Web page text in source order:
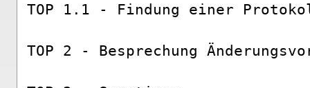
TOP 1.1 - Findung einer
TOP 2 - Besprechung